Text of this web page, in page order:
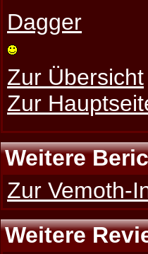
Dagger
Zur Übersicht
Zur
Weitere
Zur Vemoth-
Weitere